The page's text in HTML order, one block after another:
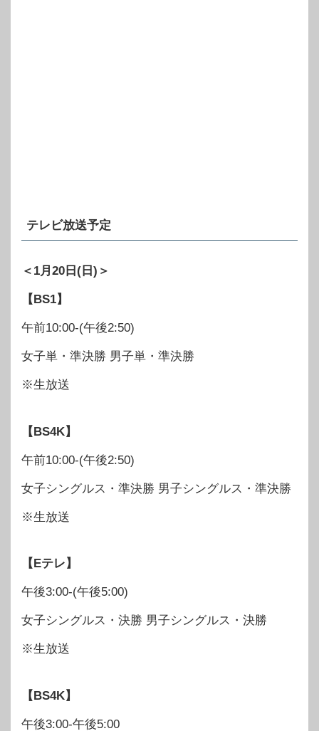
テレビ放送予定
＜1月20日(日)＞
【BS1】
午前10:00-(午後2:50)
女子単・準決勝 男子単・準決勝
※生放送
【BS4K】
午前10:00-(午後2:50)
女子シングルス・準決勝 男子シングルス・準決勝
※生放送
【Eテレ】
午後3:00-(午後5:00)
女子シングルス・決勝 男子シングルス・決勝
※生放送
【BS4K】
午後3:00-午後5:00